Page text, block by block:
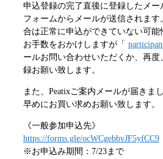
申込登録の完了直後に登録したメー
フォームからメールが送信されま
合は正常に申込ができていない可能
お手数をおかけしますが「
ールお問い合わせいただくか、再
録お願い致します。
また、Peatixご案内メールが届きま
早めにお買い求めお願い致します。
《一般参加申込先》
https://forms.gle/ocWCgebbvJF5yfCC9
※お申込み期間：7/23まで